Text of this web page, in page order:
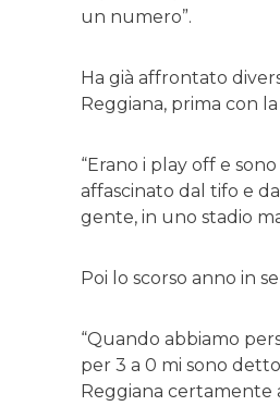
un numero”.
Ha già affrontato
Reggiana, prima con
“Erano i play off e
affascinato dal tifo e
gente, in uno stadio
Poi lo scorso anno in
“Quando abbiamo
per 3 a 0 mi sono
Reggiana certamente